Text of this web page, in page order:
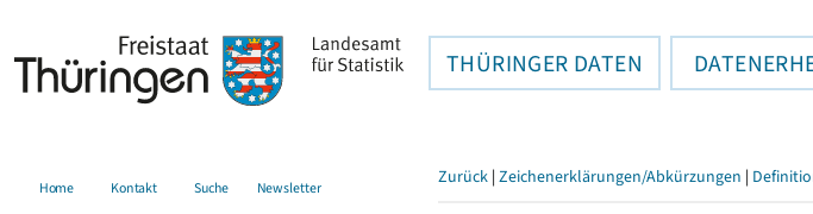
THÜRINGER DATEN
Home Kontakt Suche Newsletter Zurück | Zeichenerklärungen/Abkürzungen |